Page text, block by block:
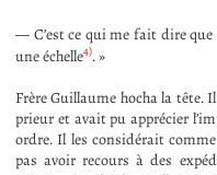
— C’est ce qui me fait dire
une échelle4). »
Frère Guillaume hocha la tête.
prieur et avait pu apprécier
ordre. Il les considérait
pas avoir recours à des